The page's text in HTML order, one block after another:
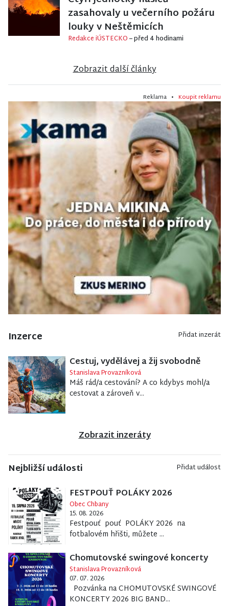
zasahovaly u večerního požáru
louky v Neštěmicích
Redakce iÚSTECKO– před 4 hodinami
Zobrazit další články
Reklama • Koupit reklamu
Inzerce Přidat inzerát
Cestuj, vydělávej a žij svobodně
Stanislava Provazníková
Máš rád/a cestování? A co kdybys mohl/a
cestovat a zároveň v...
Zobrazit inzeráty
Nejbližší události Přidat událost
FESTPOUŤ POLÁKY 2026
Obec Chbany
15. 08. 2026
Festpouť pouť POLÁKY 2026 na
fotbalovém hřišti, můžete ...
Chomutovské swingové koncerty
Stanislava Provazníková
07. 07. 2026
Pozvánka na CHOMUTOVSKÉ SWINGOVÉ
KONCERTY 2026 BIG BAND...